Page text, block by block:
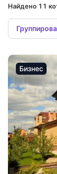
Найдено 11
Бизнес